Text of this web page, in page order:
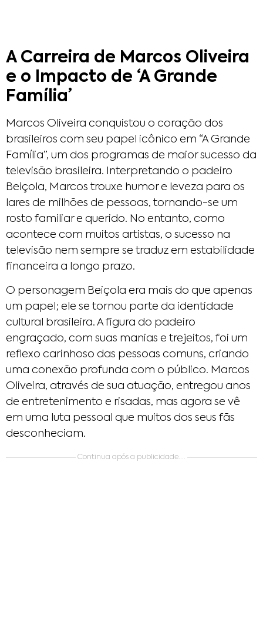
A Carreira de Marcos Oliveira
e o Impacto de ‘A Grande
Família’
Marcos Oliveira conquistou o coração dos
brasileiros com seu papel icônico em “A Grande
Família”, um dos programas de maior sucesso da
televisão brasileira. Interpretando o padeiro
Beiçola, Marcos trouxe humor e leveza para os
lares de milhões de pessoas, tornando-se um
rosto familiar e querido. No entanto, como
acontece com muitos artistas, o sucesso na
televisão nem sempre se traduz em estabilidade
financeira a longo prazo.
O personagem Beiçola era mais do que apenas
um papel; ele se tornou parte da identidade
cultural brasileira. A figura do padeiro
engraçado, com suas manias e trejeitos, foi um
reflexo carinhoso das pessoas comuns, criando
uma conexão profunda com o público. Marcos
Oliveira, através de sua atuação, entregou anos
de entretenimento e risadas, mas agora se vê
em uma luta pessoal que muitos dos seus fãs
desconheciam.
Continua após a publicidade....